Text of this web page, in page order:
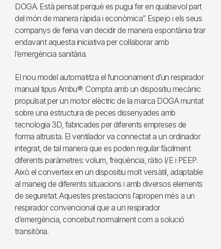
DOGA. Està pensat perquè es pugui fer en qualsevol part
del món de manera ràpida i econòmica”. Espejo i els seus
companys de feina van decidir de manera espontània tirar
endavant aquesta iniciativa per col·laborar amb
l’emergència sanitària.
El nou model automatitza el funcionament d’un respirador
manual tipus Ambu®. Compta amb un dispositiu mecànic
propulsat per un motor elèctric de la marca DOGA muntat
sobre una estructura de peces dissenyades amb
tecnologia 3D, fabricades per diferents empreses de
forma altruista. El ventilador va connectat a un ordinador
integrat, de tal manera que es poden regular fàcilment
diferents paràmetres: volum, freqüència, ràtio I/E i PEEP.
Això el converteix en un dispositiu molt versàtil, adaptable
al maneig de diferents situacions i amb diversos elements
de seguretat. Aquestes prestacions l’apropen més a un
respirador convencional que a un respirador
d’emergència, concebut normalment com a solució
transitòria.